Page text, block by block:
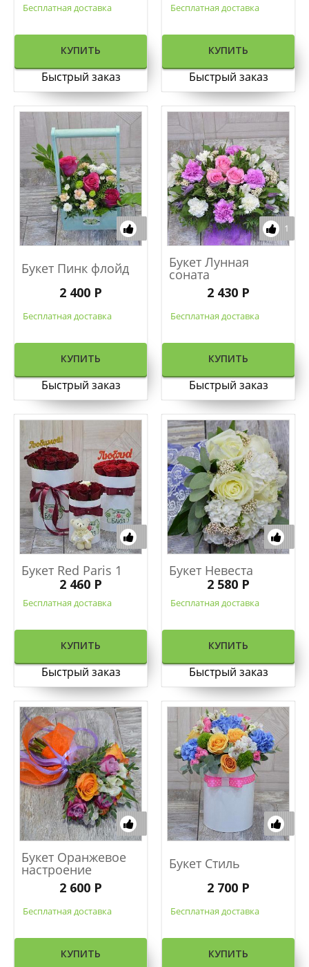
Бесплатная доставка
КУПИТЬ
Быстрый заказ
Бесплатная доставка
КУПИТЬ
Быстрый заказ
Букет Пинк флойд
2 400 Р
Бесплатная доставка
КУПИТЬ
Быстрый заказ
1
Букет Лунная
соната
2 430 Р
Бесплатная доставка
КУПИТЬ
Быстрый заказ
Букет Red Paris 1
2 460 Р
Бесплатная доставка
КУПИТЬ
Быстрый заказ
Букет Невеста
2 580 Р
Бесплатная доставка
КУПИТЬ
Быстрый заказ
Букет Оранжевое
настроение
2 600 Р
Бесплатная доставка
КУПИТЬ
Букет Стиль
2 700 Р
Бесплатная доставка
КУПИТЬ